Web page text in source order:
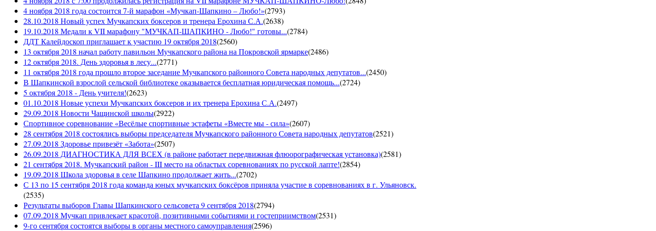
4 ноября 2018 года состоится 7-й марафон «Мучкап-Шапкино – Любо!»(2793)
28.10.2018 Новый успех Мучкапских боксеров и тренера Ерохина С.А.(2638)
19.10.2018 Медали к VII марафону "МУЧКАП-ШАПКИНО - Любо!" готовы...(2784)
ДДТ Калейдоскоп приглашает к участию 19 октября 2018(2560)
13 октября 2018 начал работу павильон Мучкапского района на Покровской ярмарке(2486)
12 октября 2018. День здоровья в лесу...(2771)
11 октября 2018 года прошло второе заседание Мучкапского районного Совета народных депутатов...(2450)
В Шапкинской взрослой сельской библиотеке оказывается бесплатная юридическая помощь...(2724)
5 октября 2018 - День учителя!(2623)
01.10.2018 Новые успехи Мучкапских боксеров и их тренера Ерохина С.А.(2497)
29.09.2018 Новости Чащинской школы(2922)
Спортивное соревнование «Весёлые спортивные эстафеты «Вместе мы - сила»(2607)
28 сентября 2018 состоялись выборы председателя Мучкапского районного Совета народных депутатов(2521)
27.09.2018 Здоровье привезёт «Забота»(2507)
26.09.2018 ДИАГНОСТИКА ДЛЯ ВСЕХ (в районе работает передвижная флюорографическая установка)(2581)
21 сентября 2018. Мучкапский район - III место на областых соревнованиях по русской лапте!(2854)
19.09.2018 Школа здоровья в селе Шапкино продолжает жить...(2702)
С 13 по 15 сентября 2018 года команда юных мучкапских боксёров приняла участие в соревнованиях в г. Ульяновск.
(2535)
Результаты выборов Главы Шапкинского сельсовета 9 сентября 2018(2794)
07.09.2018 Мучкап привлекает красотой, позитивными событиями и гостеприимством(2531)
9-го сентября состоятся выборы в органы местного самоуправления(2596)